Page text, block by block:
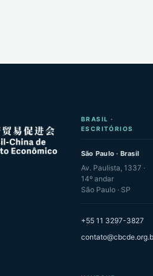
BRASIL ·
ESCRITÓRIOS
São Paulo · Brasil
Av. Paulista, 1337 ·
14º andar
São Paulo · SP
+55 11 3297-3827